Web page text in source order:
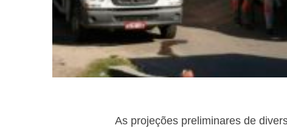
As projeções preliminares de